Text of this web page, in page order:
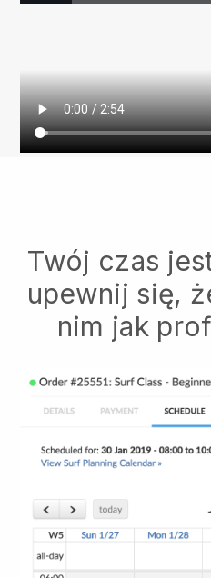
Twój czas
upewnij się,
nim jak